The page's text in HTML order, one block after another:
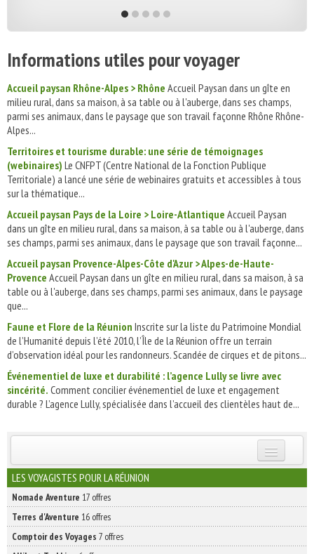
Informations utiles pour voyager
Accueil paysan Rhône-Alpes > Rhône Accueil Paysan dans un gîte en
milieu rural, dans sa maison, à sa table ou à l'auberge, dans ses champs,
parmi ses animaux, dans le paysage que son travail façonne Rhône Rhône-
Alpes...
Territoires et tourisme durable: une série de témoignages
(webinaires) Le CNFPT (Centre National de la Fonction Publique
Territoriale) a lancé une série de webinaires gratuits et accessibles à tous
sur la thématique...
Accueil paysan Pays de la Loire > Loire-Atlantique Accueil Paysan
dans un gîte en milieu rural, dans sa maison, à sa table ou à l'auberge, dans
ses champs, parmi ses animaux, dans le paysage que son travail façonne...
Accueil paysan Provence-Alpes-Côte d'Azur > Alpes-de-Haute-
Provence Accueil Paysan dans un gîte en milieu rural, dans sa maison, à sa
table ou à l'auberge, dans ses champs, parmi ses animaux, dans le paysage
que...
Faune et Flore de la Réunion Inscrite sur la liste du Patrimoine Mondial
de l’Humanité depuis l’été 2010, l’Île de la Réunion offre un terrain
d’observation idéal pour les randonneurs. Scandée de cirques et de pitons...
Événementiel de luxe et durabilité : l’agence Lully se livre avec
sincérité. Comment concilier événementiel de luxe et engagement
durable ? L’agence Lully, spécialisée dans l’accueil des clientèles haut de...
INSCRIVEZ-VOUS | ABONNEZ-VOUS
LES VOYAGISTES POUR LA RÉUNION
Nomade Aventure 17 offres
Terres d'Aventure 16 offres
Comptoir des Voyages 7 offres